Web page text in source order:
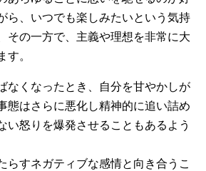
ら、いつでも楽しみたいという気持
その一方で、主義や理想を非常に大
す。
なくなったとき、自分を甘やかしが
態はさらに悪化し精神的に追い詰め
い怒りを爆発させることもあるよう
らすネガティブな感情と向き合うこ